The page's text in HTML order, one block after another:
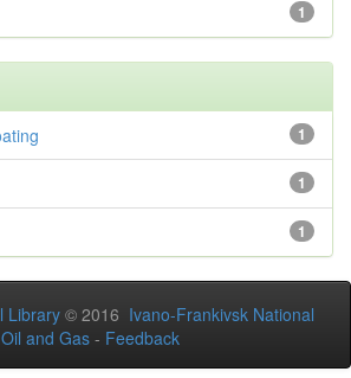
1
1
1
1
Library © 2016 Ivano-Frankivsk National
and Gas - Feedback